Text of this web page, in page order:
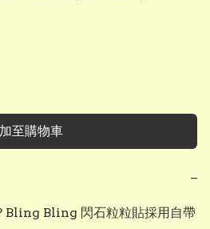
加至購物車
−
Bling Bling 閃石粒粒貼採用自帶